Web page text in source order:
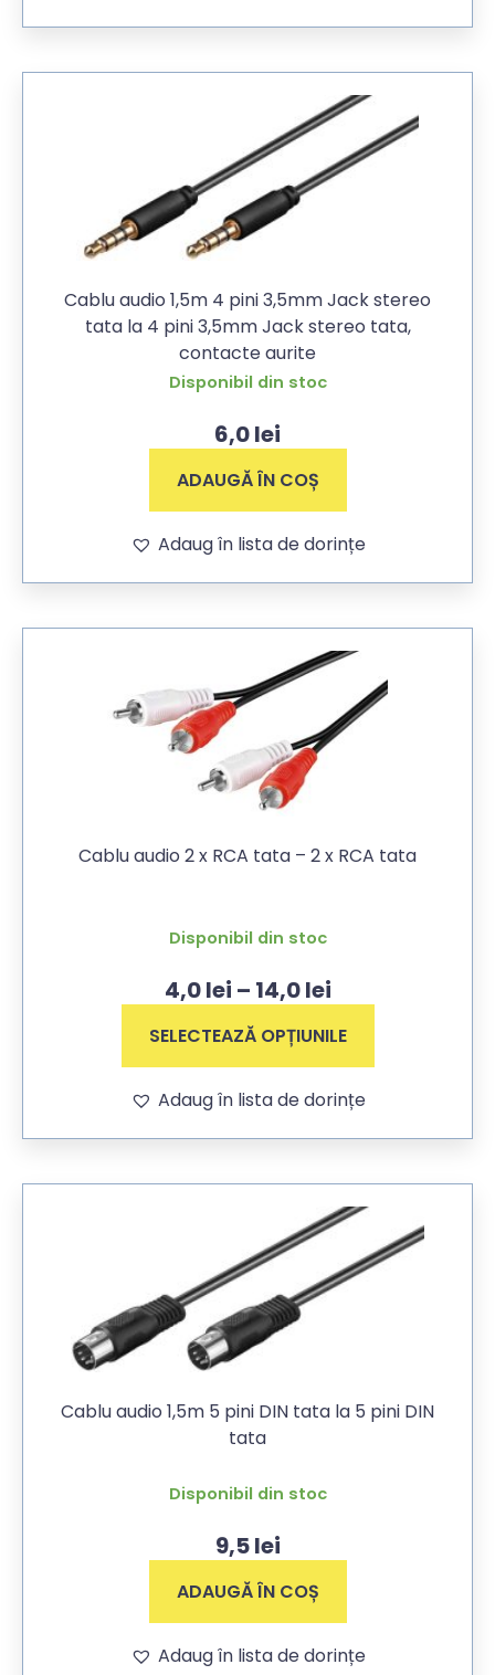
Cablu audio 1,5m 4 pini 3,5mm Jack stereo
tata la 4 pini 3,5mm Jack stereo tata,
contacte aurite
Disponibil din stoc
6,0lei
ADAUGĂ ÎN COȘ
Adaug în lista de dorințe
Cablu audio 2 x RCA tata – 2 x RCA tata
Disponibil din stoc
4,0lei – 14,0lei
SELECTEAZĂ OPȚIUNILE
Adaug în lista de dorințe
Cablu audio 1,5m 5 pini DIN tata la 5 pini DIN
tata
Disponibil din stoc
9,5lei
ADAUGĂ ÎN COȘ
Adaug în lista de dorințe